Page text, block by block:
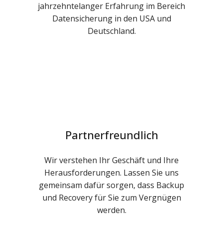
jahrzehntelanger Erfahrung im Bereich
Datensicherung in den USA und
Deutschland.
Partnerfreundlich
Wir verstehen Ihr Geschäft und Ihre
Herausforderungen. Lassen Sie uns
gemeinsam dafür sorgen, dass Backup
und Recovery für Sie zum Vergnügen
werden.